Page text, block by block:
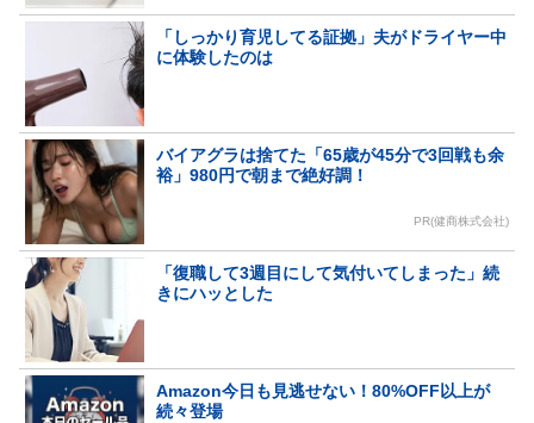
「しっかり育児してる証拠」夫がドライヤー中
に体験したのは
バイアグラは捨てた「65歳が45分で3回戦も余
裕」980円で朝まで絶好調！
PR(健商株式会社)
「復職して3週目にして気付いてしまった」続
きにハッとした
Amazon今日も見逃せない！80%OFF以上が
続々登場